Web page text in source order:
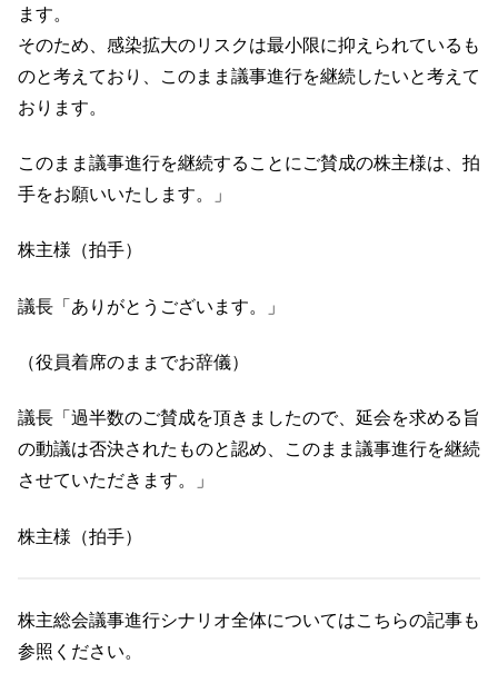
ます。
そのため、感染拡大のリスクは最小限に抑えられているも
のと考えており、このまま議事進行を継続したいと考えて
おります。
このまま議事進行を継続することにご賛成の株主様は、拍
手をお願いいたします。」
株主様（拍手）
議長「ありがとうございます。」
（役員着席のままでお辞儀）
議長「過半数のご賛成を頂きましたので、延会を求める旨
の動議は否決されたものと認め、このまま議事進行を継続
させていただきます。」
株主様（拍手）
株主総会議事進行シナリオ全体についてはこちらの記事も
参照ください。